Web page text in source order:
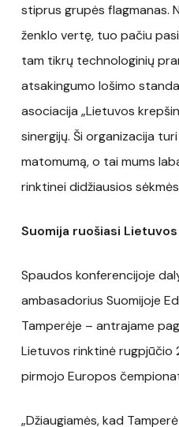
stiprus grupės flagmanas.
ženklo vertę, tuo pačiu
tam tikrų technologinių
atsakingumo lošimo
asociacija „Lietuvos
sinergijų. Ši organizacija
matomumą, o tai mums
rinktinei didžiausios
Suomija ruošiasi
Spaudos konferencijoje
ambasadorius Suomijoje
Tamperėje – antrajame
Lietuvos rinktinė rugpjūčio
pirmojo Europos
„Džiaugiamės, kad